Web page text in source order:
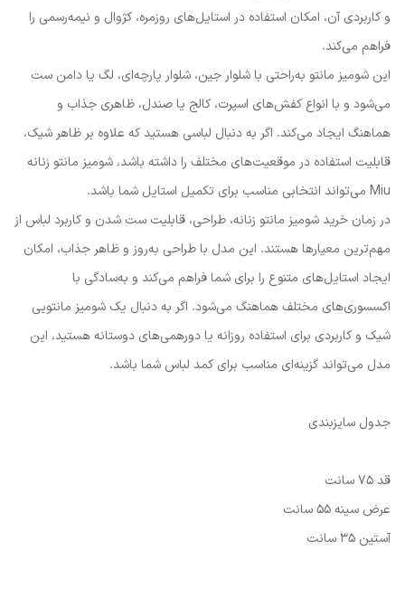
و کاربردی آن، امکان استفاده در استایل‌های روزمره، کژوال و نیمه‌رسمی را
فراهم می‌کند.
این شومیز مانتو به‌راحتی با شلوار جین، شلوار پارچه‌ای، لگ یا دامن ست
می‌شود و با انواع کفش‌های اسپرت، کالج یا صندل، ظاهری جذاب و
هماهنگ ایجاد می‌کند. اگر به دنبال لباسی هستید که علاوه بر ظاهر شیک،
قابلیت استفاده در موقعیت‌های مختلف را داشته باشد، شومیز مانتو زنانه
Miu می‌تواند انتخابی مناسب برای تکمیل استایل شما باشد.
در زمان خرید شومیز مانتو زنانه، طراحی، قابلیت ست شدن و کاربرد لباس از
مهم‌ترین معیارها هستند. این مدل با طراحی به‌روز و ظاهر جذاب، امکان
ایجاد استایل‌های متنوع را برای شما فراهم می‌کند و به‌سادگی با
اکسسوری‌های مختلف هماهنگ می‌شود. اگر به دنبال یک شومیز مانتویی
شیک و کاربردی برای استفاده روزانه یا دورهمی‌های دوستانه هستید، این
مدل می‌تواند گزینه‌ای مناسب برای کمد لباس شما باشد.
جدول سایزبندی
قد 75 سانت
عرض سینه 55 سانت
آستین 35 سانت